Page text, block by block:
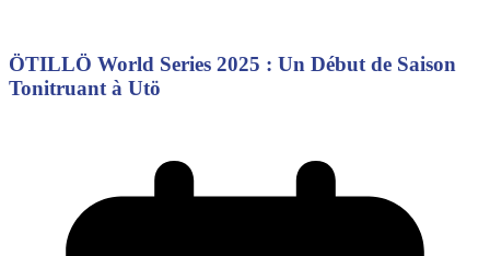
ÖTILLÖ World Series 2025 : Un Début de Saison
Tonitruant à Utö